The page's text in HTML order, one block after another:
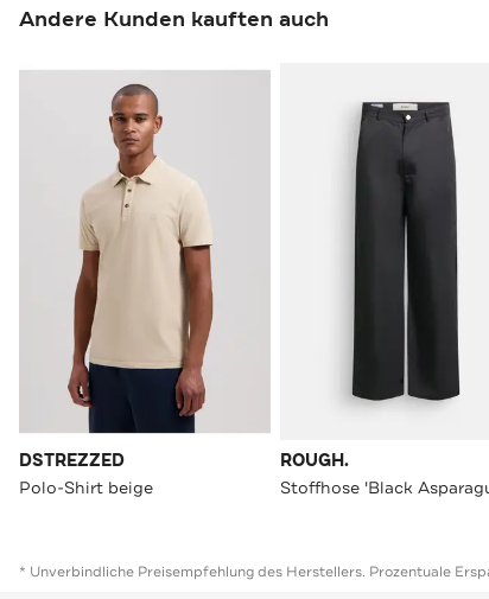
Andere Kunden kauften auch
DSTREZZED
Polo-Shirt beige
ROUGH.
* Unverbindliche Preisempfehlung des Herstellers. Prozentuale